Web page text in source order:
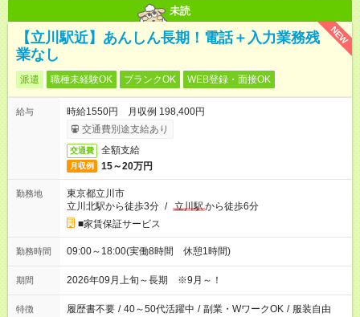
未読
NEW
【立川駅近】あんしん長期！電話＋入力業務残
業なし
派遣 職種未経験OK ブランクOK WEB登録・面接OK
給与
時給1550円 月収例 198,400円
交通費別途支給あり
交通費 全額支給
月収例 15～20万円
勤務地
東京都立川市
立川北駅から徒歩3分 / 立川駅から徒歩6分
■家賃保証サービス
勤務時間 09:00～18:00(実働8時間 休憩1時間)
期間 2026年09月上旬～長期 ※9月～！
特徴 履歴書不要 / 40～50代活躍中 / 副業・WワークOK / 服装自由